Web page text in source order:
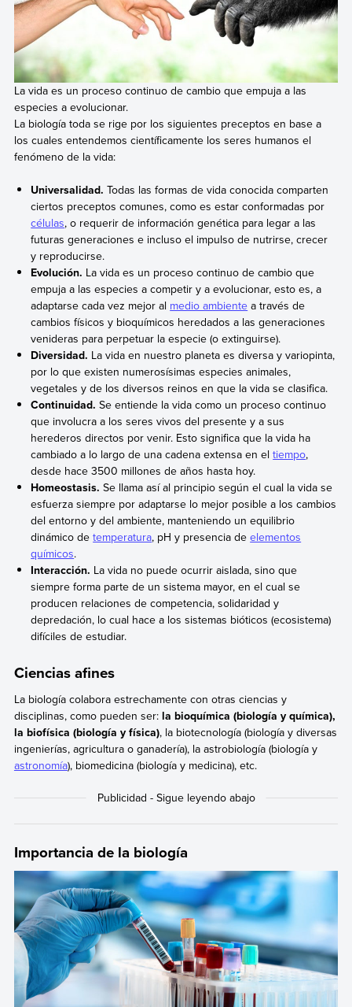
La vida es un proceso continuo de cambio que empuja a las
especies a evolucionar.
La biología toda se rige por los siguientes preceptos en base a
los cuales entendemos científicamente los seres humanos el
fenómeno de la vida:
Universalidad. Todas las formas de vida conocida comparten
ciertos preceptos comunes, como es estar conformadas por
células, o requerir de información genética para legar a las
futuras generaciones e incluso el impulso de nutrirse, crecer
y reproducirse.
Evolución. La vida es un proceso continuo de cambio que
empuja a las especies a competir y a evolucionar, esto es, a
adaptarse cada vez mejor al medio ambiente a través de
cambios físicos y bioquímicos heredados a las generaciones
venideras para perpetuar la especie (o extinguirse).
Diversidad. La vida en nuestro planeta es diversa y variopinta,
por lo que existen numerosísimas especies animales,
vegetales y de los diversos reinos en que la vida se clasifica.
Continuidad.Se entiende la vida como un proceso continuo
que involucra a los seres vivos del presente y a sus
herederos directos por venir. Esto significa que la vida ha
cambiado a lo largo de una cadena extensa en eltiempo,
desde hace 3500 millones de años hasta hoy.
Homeostasis. Se llama así al principio según el cual la vida se
esfuerza siempre por adaptarse lo mejor posible a los cambios
del entorno y del ambiente, manteniendo un equilibrio
dinámico detemperatura, pH y presencia deelementos
químicos.
Interacción. La vida no puede ocurrir aislada, sino que
siempre forma parte de un sistema mayor, en el cual se
producen relaciones de competencia, solidaridad y
depredación, lo cual hace a los sistemas bióticos (ecosistema)
difíciles de estudiar.
Ciencias afines
La biología colabora estrechamente con otras ciencias y
disciplinas, como pueden ser:la bioquímica (biología y química),
la biofísica (biología y física), la biotecnología (biología y diversas
ingenierías, agricultura o ganadería), la astrobiología (biología y
astronomía), biomedicina (biología y medicina), etc.
Importancia de la biología